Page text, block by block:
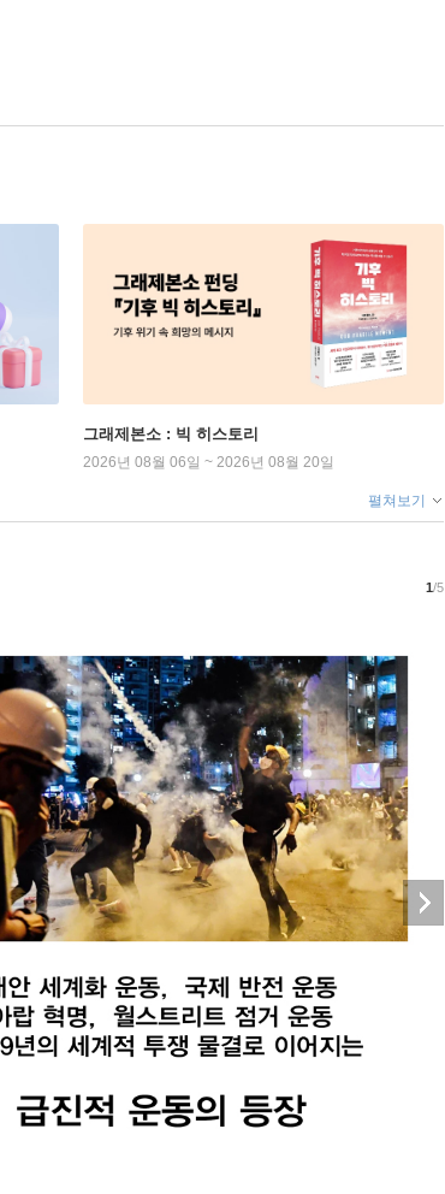
그래제본소 : 빅 히스토리
2026년 08월 06일 ~ 2026년 08월 20일
펼쳐보기
1/5